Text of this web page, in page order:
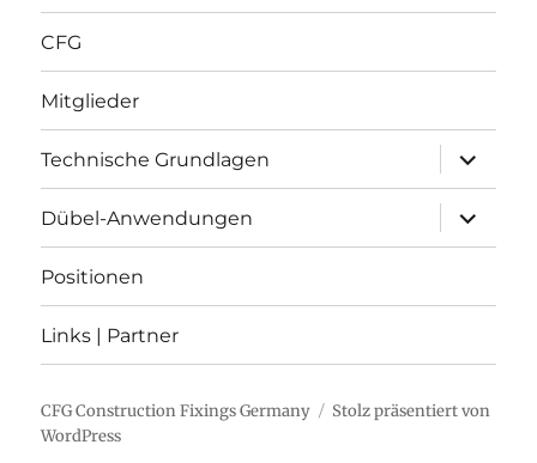
CFG
Mitglieder
Technische Grundlagen
anzeigen
Dübel-Anwendungen
anzeigen
Positionen
Links | Partner
CFG Construction Fixings Germany
Stolz präsentiert von
WordPress